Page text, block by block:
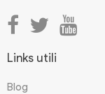
Links utili
Blog